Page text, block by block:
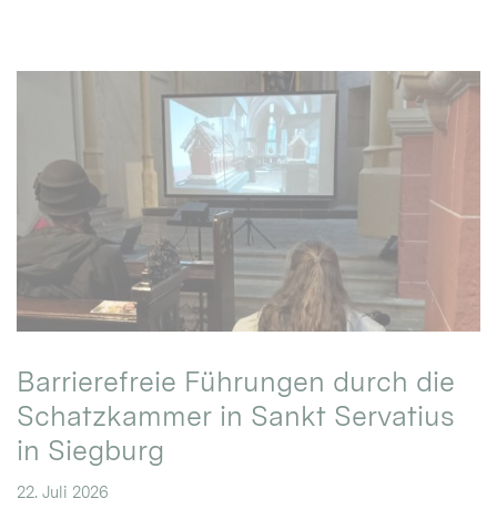
Barrierefreie Führungen durch die
Schatzkammer in Sankt Servatius
in Siegburg
22. Juli 2026